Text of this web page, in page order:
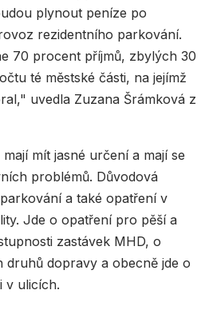
plynout peníze po
rezidentního parkování.
70 procent příjmů, zbylých 30
té městské části, na jejímž
uvedla Zuzana Šrámková z
mít jasné určení a mají se
problémů. Důvodová
a také opatření v
Jde o opatření pro pěší a
zastávek MHD, o
druhů dopravy a obecně jde o
v ulicích.